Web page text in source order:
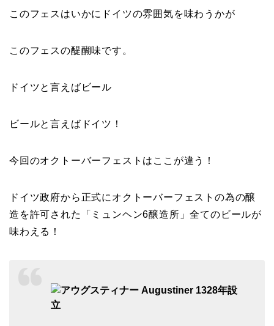
このフェスはいかにドイツの雰囲気を味わうかが
このフェスの醍醐味です。
ドイツと言えばビール
ビールと言えばドイツ！
今回のオクトーバーフェストはここが違う！
ドイツ政府から正式にオクトーバーフェストの為の醸
造を許可された「ミュンヘン6醸造所」全てのビールが
味わえる！